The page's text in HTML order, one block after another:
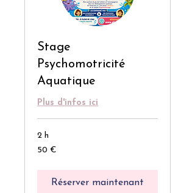
Stage
Psychomotricité
Aquatique
Plus d'infos ici
2 h
50
euros
50 €
Réserver maintenant